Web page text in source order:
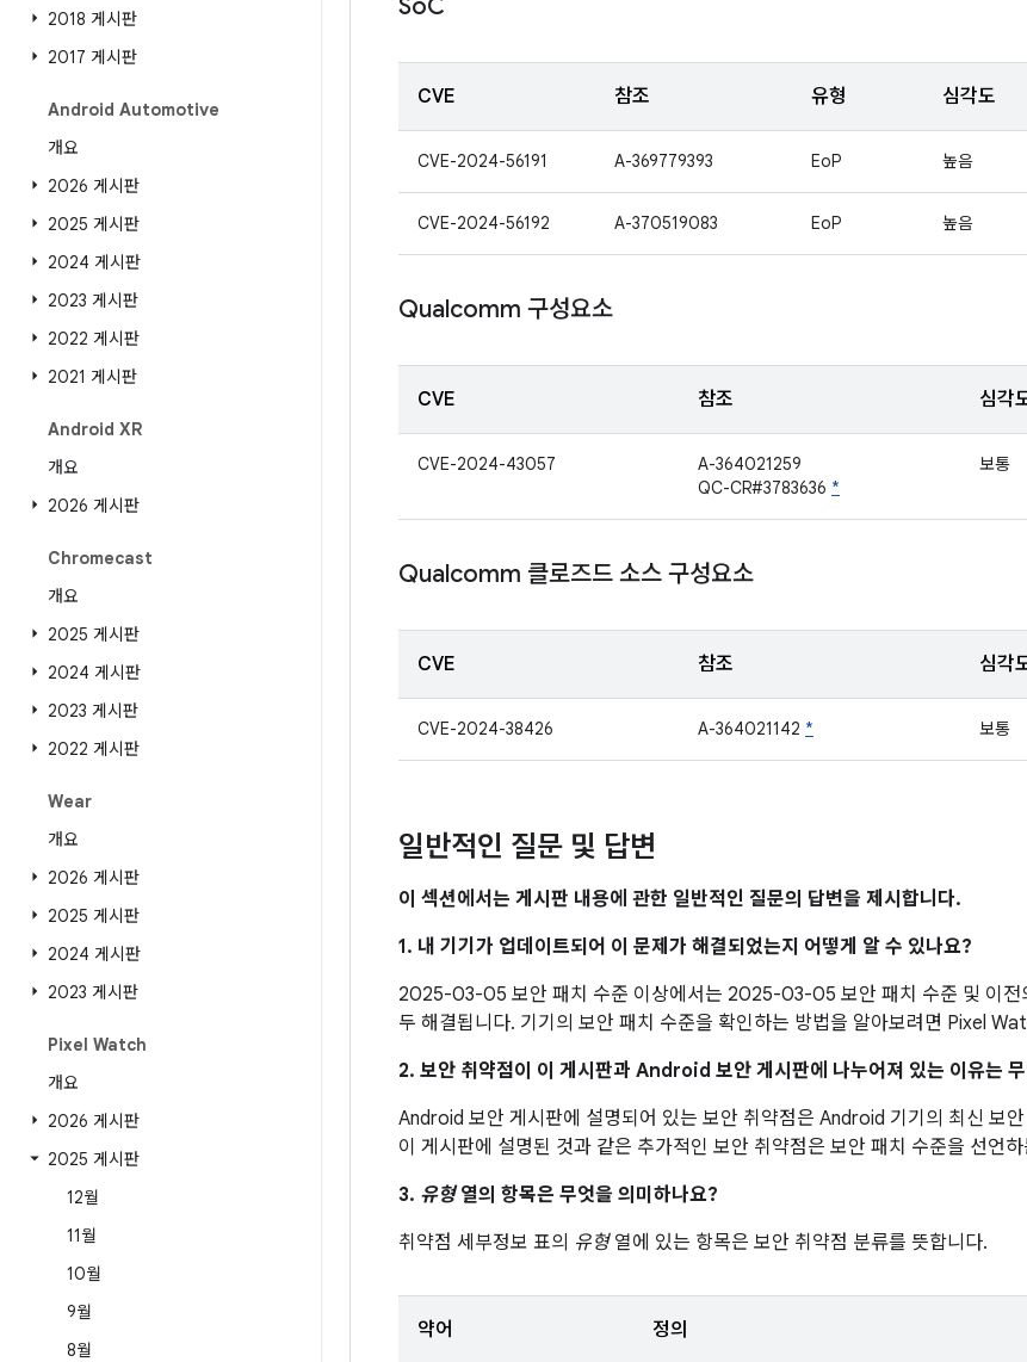
2018 게시판
2017 게시판
Android Automotive
개요
2026 게시판
2025 게시판
2024 게시판
2023 게시판
2022 게시판
2021 게시판
Android XR
개요
2026 게시판
Chromecast
개요
2025 게시판
2024 게시판
2023 게시판
2022 게시판
Wear
개요
2026 게시판
2025 게시판
2024 게시판
2023 게시판
Pixel Watch
개요
2026 게시판
2025 게시판
12월
11월
10월
9월
8월
SoC
CVE 참조 유형 심각도
CVE-2024-56191 A-369779393 EoP 높음
CVE-2024-56192 A-370519083 EoP 높음
Qualcomm 구성요소
CVE 참조 심각
CVE-2024-43057
A-364021259
QC-CR#3783636 *
보통
Qualcomm 클로즈드 소스 구성요소
CVE 참조 심각
CVE-2024-38426 A-364021142 * 보통
일반적인 질문 및 답변
이 섹션에서는 게시판 내용에 관한 일반적인 질문의 답변을 제시합니다.
1. 내 기기가 업데이트되어 이 문제가 해결되었는지 어떻게 알 수 있나요?
2025-03-05 보안 패치 수준 이상에서는 2025-03-05 보안 패치 수준 및 이전
두 해결됩니다. 기기의 보안 패치 수준을 확인하는 방법을 알아보려면 Pixel
2. 보안 취약점이 이 게시판과 Android 보안 게시판에 나누어져 있는 이유는
Android 보안 게시판에 설명되어 있는 보안 취약점은 Android 기기의 최신 보
이 게시판에 설명된 것과 같은 추가적인 보안 취약점은 보안 패치 수준을 선언
3. 유형열의 항목은 무엇을 의미하나요?
취약점 세부정보 표의 유형열에 있는 항목은 보안 취약점 분류를 뜻합니다.
약어 정의